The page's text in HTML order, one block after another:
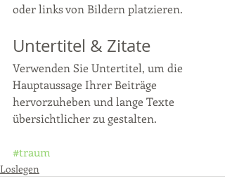
oder links von Bildern platzieren.
Untertitel & Zitate
Verwenden Sie Untertitel, um die
Hauptaussage Ihrer Beiträge
hervorzuheben und lange Texte
übersichtlicher zu gestalten.
#traum
Loslegen